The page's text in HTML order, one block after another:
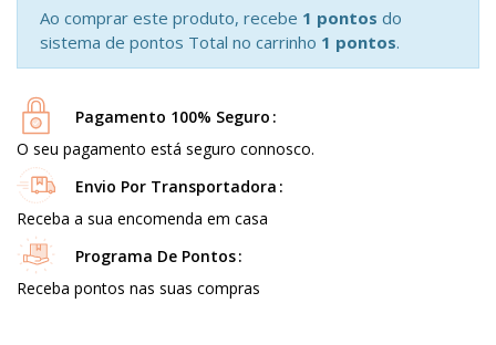
Ao comprar este produto, recebe 1 pontos do
sistema de pontos Total no carrinho 1 pontos.
Pagamento 100% Seguro
O seu pagamento está seguro connosco.
Envio Por Transportadora
Receba a sua encomenda em casa
Programa De Pontos
Receba pontos nas suas compras